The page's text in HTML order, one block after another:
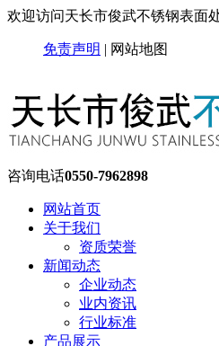
欢迎访问天长市俊武不锈钢表面
免责声明 | 网站地图
咨询电话0550-7962898
网站首页
关于我们
资质荣誉
新闻动态
企业动态
业内资讯
行业标准
产品展示